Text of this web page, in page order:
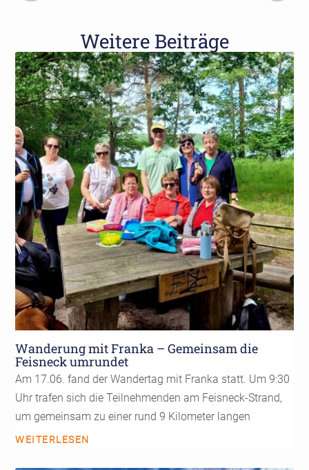
Weitere Beiträge
Wanderung mit Franka – Gemeinsam die
Feisneck umrundet
Am 17.06. fand der Wandertag mit Franka statt. Um 9:30
Uhr trafen sich die Teilnehmenden am Feisneck-Strand,
um gemeinsam zu einer rund 9 Kilometer langen
WEITERLESEN